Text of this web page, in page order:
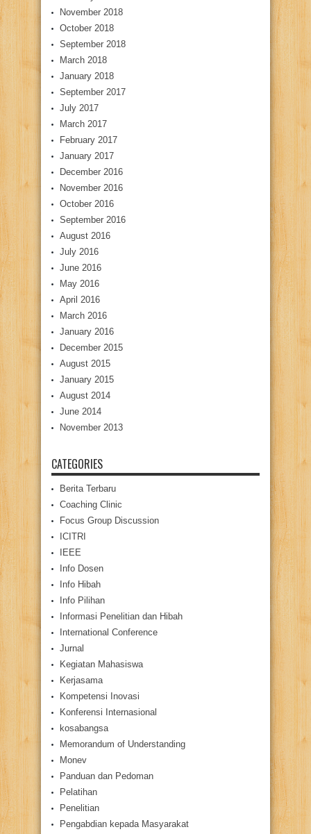
November 2018
October 2018
September 2018
March 2018
January 2018
September 2017
July 2017
March 2017
February 2017
January 2017
December 2016
November 2016
October 2016
September 2016
August 2016
July 2016
June 2016
May 2016
April 2016
March 2016
January 2016
December 2015
August 2015
January 2015
August 2014
June 2014
November 2013
CATEGORIES
Berita Terbaru
Coaching Clinic
Focus Group Discussion
ICITRI
IEEE
Info Dosen
Info Hibah
Info Pilihan
Informasi Penelitian dan Hibah
International Conference
Jurnal
Kegiatan Mahasiswa
Kerjasama
Kompetensi Inovasi
Konferensi Internasional
kosabangsa
Memorandum of Understanding
Monev
Panduan dan Pedoman
Pelatihan
Penelitian
Pengabdian kepada Masyarakat